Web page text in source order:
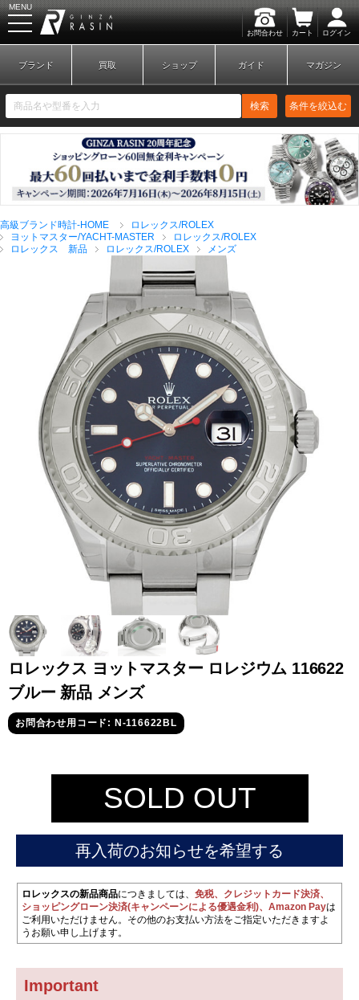
お問合わせ カート ログイン
MENU
新規会員登録 ログイン
ブランドから探す
全てのブランドを見
る
ロレックス
パテック
フィリップ
オーデマピゲ ウブロ
グランド
セイコー
ヴァシュロン
コンスタンタン
チューダー パネライ
新品
ブランド 買取 ショップ ガイド マガジン
検索 条件を絞込む
高級ブランド時計-HOME
ロレックス/ROLEX
ヨットマスター/YACHT-MASTER
ロレックス/ROLEX
ロレックス 新品
ロレックス/ROLEX メンズ
ロレックス ヨットマスター ロレジウム 116622
ブルー 新品 メンズ
お問合わせ用コード: N-116622BL
SOLD OUT
再入荷のお知らせを希望する
ロレックスの新品商品につきましては、 免税、クレジットカード決済、
ショッピングローン決済(キャンペーンによる優遇金利)、Amazon Payは
ご利用いただけません。その他のお支払い方法をご指定いただきますよ
うお願い申し上げます。
Important